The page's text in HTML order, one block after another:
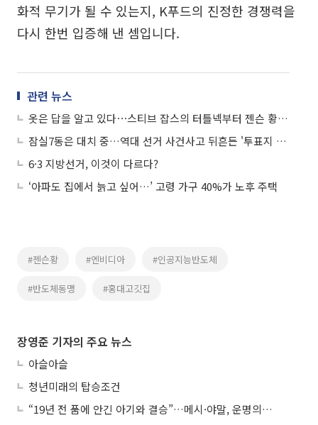
화적 무기가 될 수 있는지, K푸드의 진정한 경쟁력을
다시 한번 입증해 낸 셈입니다.
관련 뉴스
옷은 답을 알고 있다⋯스티브 잡스의 터틀넥부터 젠슨 황의 가죽재킷까지
잠실7동은 대치 중…역대 선거 사건사고 뒤흔든 '투표지 부족' 사태
6·3 지방선거, 이것이 다르다?
‘아파도 집에서 늙고 싶어…’ 고령 가구 40%가 노후 주택
#젠슨황 #엔비디아 #인공지능반도체
#반도체동맹 #홍대고깃집
장영준 기자의 주요 뉴스
아슬아슬
청년미래의 탑승조건
“19년 전 품에 안긴 아기와 결승”…메시·야말, 운명의 왕좌 대결